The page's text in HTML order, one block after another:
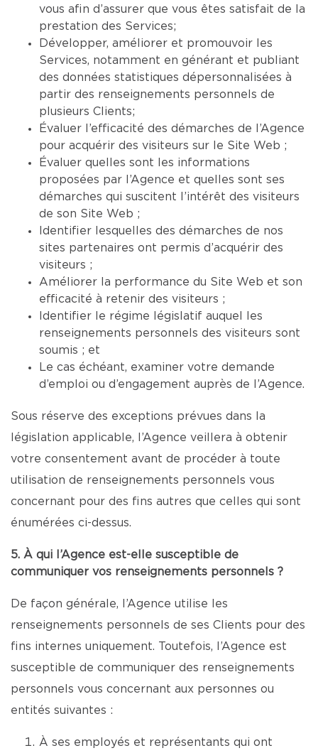
vous afin d’assurer que vous êtes satisfait de la
prestation des Services;
Développer, améliorer et promouvoir les
Services, notamment en générant et publiant
des données statistiques dépersonnalisées à
partir des renseignements personnels de
plusieurs Clients;
Évaluer l’efficacité des démarches de l’Agence
pour acquérir des visiteurs sur le Site Web ;
Évaluer quelles sont les informations
proposées par l’Agence et quelles sont ses
démarches qui suscitent l’intérêt des visiteurs
de son Site Web ;
Identifier lesquelles des démarches de nos
sites partenaires ont permis d’acquérir des
visiteurs ;
Améliorer la performance du Site Web et son
efficacité à retenir des visiteurs ;
Identifier le régime législatif auquel les
renseignements personnels des visiteurs sont
soumis ; et
Le cas échéant, examiner votre demande
d’emploi ou d’engagement auprès de l’Agence.
Sous réserve des exceptions prévues dans la
législation applicable, l’Agence veillera à obtenir
votre consentement avant de procéder à toute
utilisation de renseignements personnels vous
concernant pour des fins autres que celles qui sont
énumérées ci-dessus.
5. À qui l’Agence est-elle susceptible de
communiquer vos renseignements personnels ?
De façon générale, l’Agence utilise les
renseignements personnels de ses Clients pour des
fins internes uniquement. Toutefois, l’Agence est
susceptible de communiquer des renseignements
personnels vous concernant aux personnes ou
entités suivantes :
À ses employés et représentants qui ont